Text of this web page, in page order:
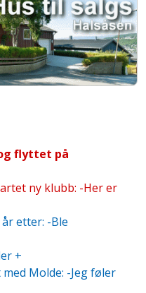
flyttet på
ny klubb: -Her er
etter: -Ble
+
Molde: -Jeg føler